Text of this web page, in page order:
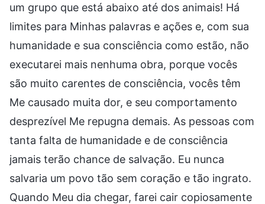
um grupo que está abaixo até dos animais! Há
limites para Minhas palavras e ações e, com sua
humanidade e sua consciência como estão, não
executarei mais nenhuma obra, porque vocês
são muito carentes de consciência, vocês têm
Me causado muita dor, e seu comportamento
desprezível Me repugna demais. As pessoas com
tanta falta de humanidade e de consciência
jamais terão chance de salvação. Eu nunca
salvaria um povo tão sem coração e tão ingrato.
Quando Meu dia chegar, farei cair copiosamente